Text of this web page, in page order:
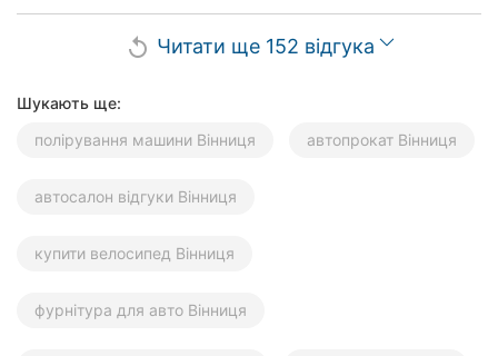
replay Читати ще 152 відгука
Шукають ще:
полірування машини Вінниця
автопрокат Вінниця
автосалон відгуки Вінниця
купити велосипед Вінниця
фурнітура для авто Вінниця